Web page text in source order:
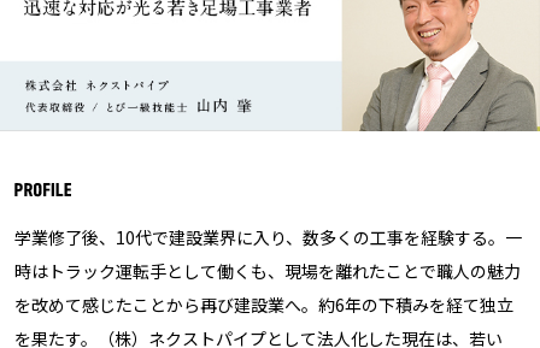
学業修了後、10代で建設業界に入り、数多くの工事を経験する。一
時はトラック運転手として働くも、現場を離れたことで職人の魅力
を改めて感じたことから再び建設業へ。約6年の下積みを経て独立
を果たす。（株）ネクストパイプとして法人化した現在は、若い